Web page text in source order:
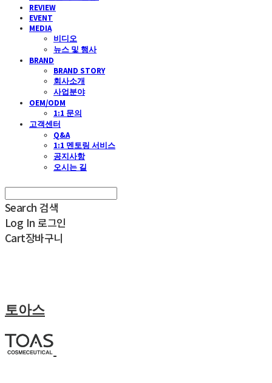
REVIEW
EVENT
MEDIA
비디오
뉴스 및 행사
BRAND
BRAND STORY
회사소개
사업분야
OEM/ODM
1:1 문의
고객센터
Q&A
1:1 멘토링 서비스
공지사항
오시는 길
Search 검색
Log In 로그인
Cart장바구니
토아스